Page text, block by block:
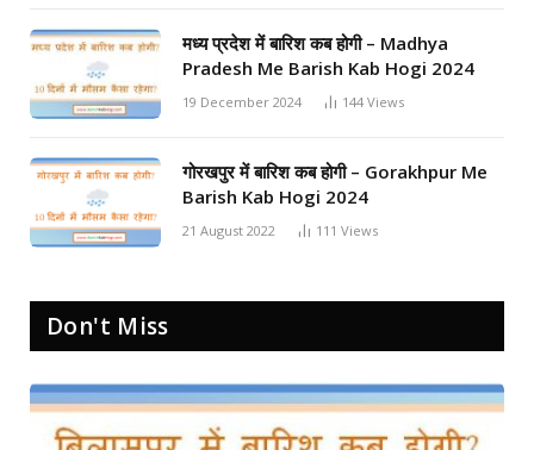
मध्य प्रदेश में बारिश कब होगी – Madhya
Pradesh Me Barish Kab Hogi 2024
19 December 2024 144 Views
गोरखपुर में बारिश कब होगी – Gorakhpur Me
Barish Kab Hogi 2024
21 August 2022 111 Views
Don't Miss